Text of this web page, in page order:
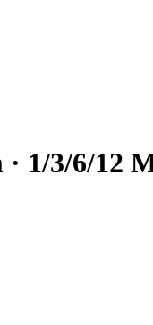
1/3/6/12